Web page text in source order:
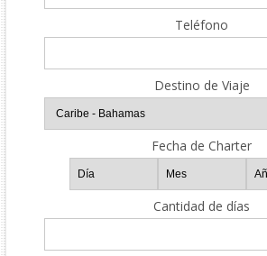
Teléfono
Destino de Viaje
Fecha de Charter
Cantidad de días